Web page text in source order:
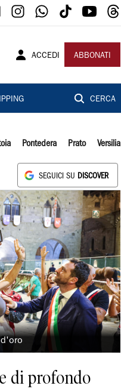
ACCEDI ABBONATI
CERCA
Pontedera Prato Versilia
SEGUICI SU DISCOVER
di profondo